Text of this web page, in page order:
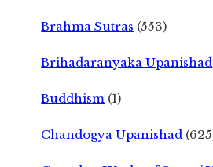
Brahma Sutras (553)
Brihadaranyaka Upanishad
Buddhism (1)
Chandogya Upanishad